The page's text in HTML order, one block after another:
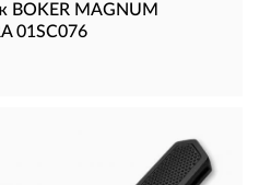
BOKER MAGNUM
01SC076